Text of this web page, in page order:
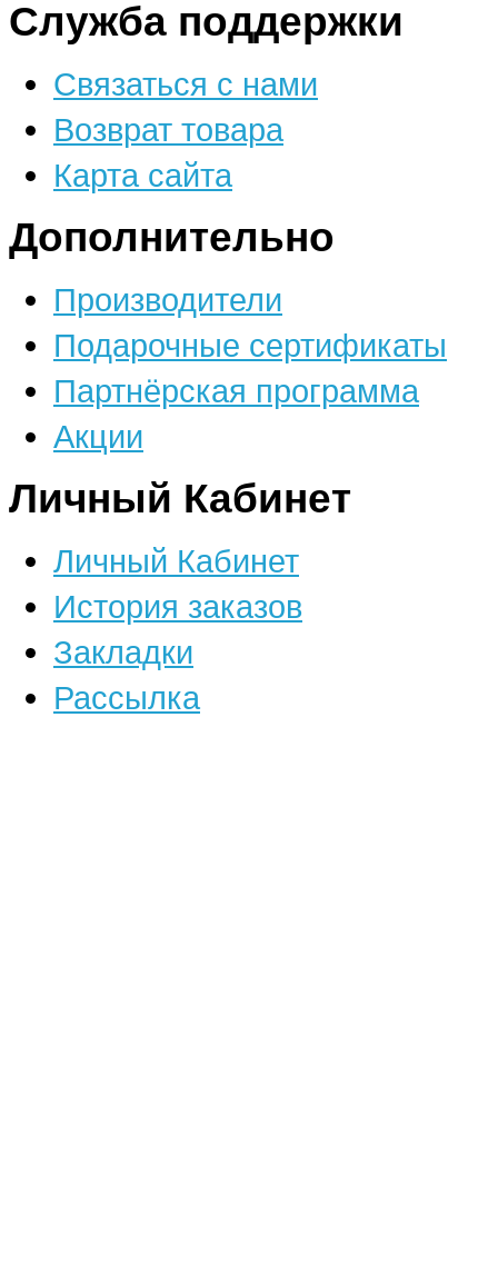
Служба поддержки
Связаться с нами
Возврат товара
Карта сайта
Дополнительно
Производители
Подарочные сертификаты
Партнёрская программа
Акции
Личный Кабинет
Личный Кабинет
История заказов
Закладки
Рассылка